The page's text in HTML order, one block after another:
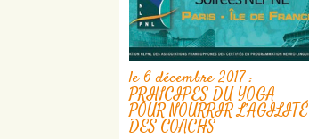
le 6 décembre 2017 :
PRINCIPES DU YOGA
POUR NOURRIR L’AGILITÉ
DES COACHS